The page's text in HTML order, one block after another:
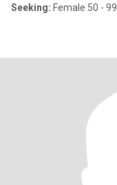
Seeking: Female 50 - 99